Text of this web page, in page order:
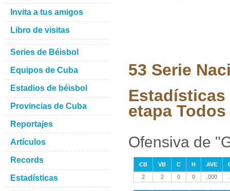
53 Serie
Estadísticas
etapa
Ofensiva de
CB VB C H AVE
2
2 0 0 .000
Invita a tus amigos
Libro de visitas
Series de Béisbol
Equipos de Cuba
Estadios de béisbol
Provincias de Cuba
Reportajes
Artículos
Records
Estadísticas